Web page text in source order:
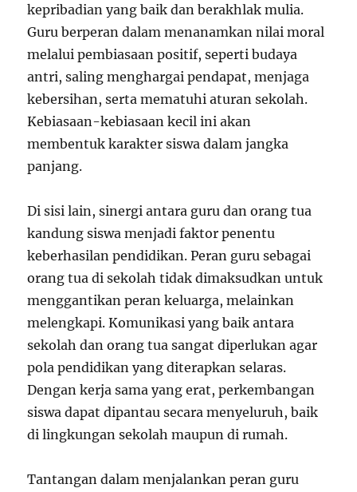
kepribadian yang baik dan berakhlak mulia.
Guru berperan dalam menanamkan nilai moral
melalui pembiasaan positif, seperti budaya
antri, saling menghargai pendapat, menjaga
kebersihan, serta mematuhi aturan sekolah.
Kebiasaan-kebiasaan kecil ini akan
membentuk karakter siswa dalam jangka
panjang.
Di sisi lain, sinergi antara guru dan orang tua
kandung siswa menjadi faktor penentu
keberhasilan pendidikan. Peran guru sebagai
orang tua di sekolah tidak dimaksudkan untuk
menggantikan peran keluarga, melainkan
melengkapi. Komunikasi yang baik antara
sekolah dan orang tua sangat diperlukan agar
pola pendidikan yang diterapkan selaras.
Dengan kerja sama yang erat, perkembangan
siswa dapat dipantau secara menyeluruh, baik
di lingkungan sekolah maupun di rumah.
Tantangan dalam menjalankan peran guru